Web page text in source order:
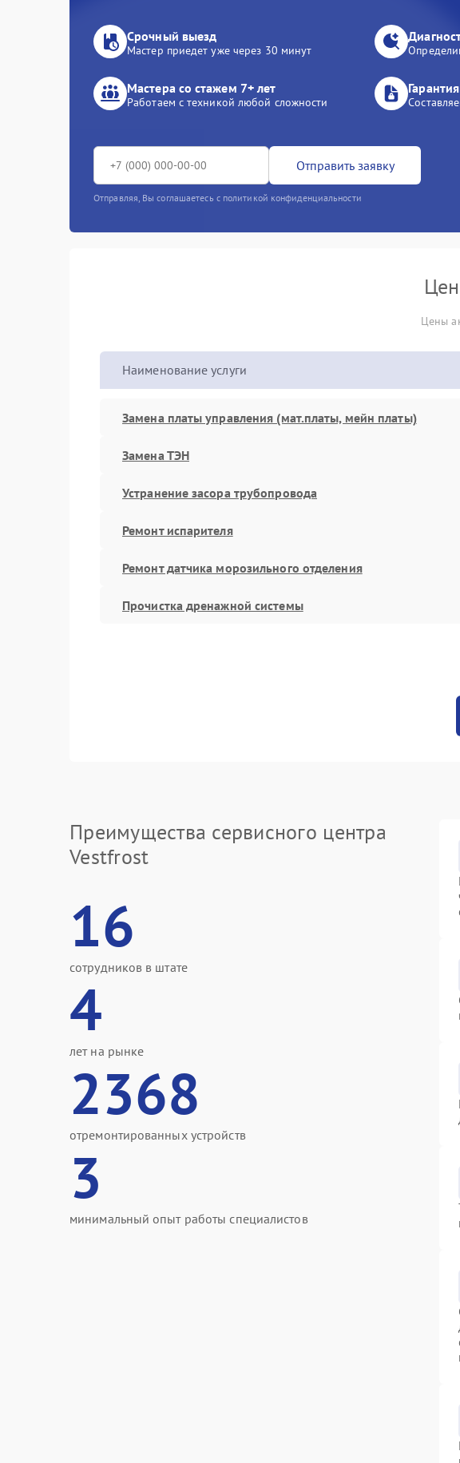
Срочный выезд
Мастер приедет уже через 30 минут
Мастера со стажем 7+ лет
Работаем с техникой любой сложности
Отправить заявку
Отправляя, Вы соглашаетесь с политикой конфиденциальности
Цены
Наименование услуги
Замена платы управления (мат.платы, мейн платы)
Замена ТЭН
Устранение засора трубопровода
Ремонт испарителя
Ремонт датчика морозильного отделения
Прочистка дренажной системы
Преимущества сервисного центра
Vestfrost
16
сотрудников в штате
4
лет на рынке
2368
отремонтированных устройств
3
минимальный опыт работы специалистов